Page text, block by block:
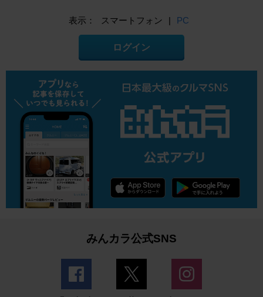
表示： スマートフォン | PC
ログイン
みんカラ公式SNS